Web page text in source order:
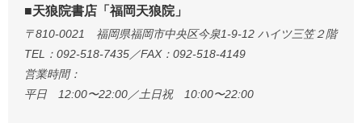
■天狼院書店「福岡天狼院」
〒810-0021 福岡県福岡市中央区今泉1-9-12 ハイツ三笠２階
TEL：092-518-7435／FAX：092-518-4149
営業時間：
平日 12:00〜22:00／土日祝 10:00〜22:00